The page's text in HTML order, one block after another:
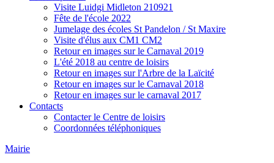
Visite Luidgi Midleton 210921
Fête de l'école 2022
Jumelage des écoles St Pandelon / St Maxire
Visite d'élus aux CM1 CM2
Retour en images sur le Carnaval 2019
L'été 2018 au centre de loisirs
Retour en images sur l'Arbre de la Laïcité
Retour en images sur le Carnaval 2018
Retour en images sur le carnaval 2017
Contacts
Contacter le Centre de loisirs
Coordonnées téléphoniques
Mairie